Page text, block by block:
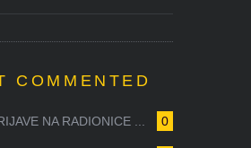
COMMENTED
0
NA RADIONICE ...